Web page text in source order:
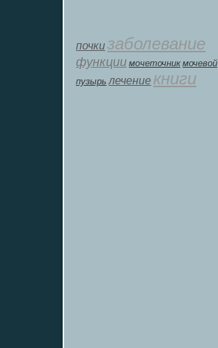
почкизаболевание
функции мοчеточник мочевой
пузырь лечение книги